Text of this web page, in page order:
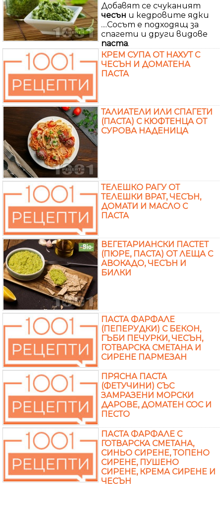
Добавят се счуканият
чесън и кедровите ядки
....Сосът е подходящ за
спагети и други видове
паста.
КРЕМ СУПА ОТ НАХУТ С
ЧЕСЪН И ДОМАТЕНА
ПАСТА
ТАЛИАТЕЛИ ИЛИ СПАГЕТИ
(ПАСТА) С КЮФТЕНЦА ОТ
СУРОВА НАДЕНИЦА
ТЕЛЕШКО РАГУ ОТ
ТЕЛЕШКИ ВРАТ, ЧЕСЪН,
ДОМАТИ И МАСЛО С
ПАСТА
ВЕГЕТАРИАНСКИ ПАСТЕТ
(ПЮРЕ, ПАСТА) ОТ ЛЕЩА С
АВОКАДО, ЧЕСЪН И
БИЛКИ
ПАСТА ФАРФАЛЕ
(ПЕПЕРУДКИ) С БЕКОН,
ГЪБИ ПЕЧУРКИ, ЧЕСЪН,
ГОТВАРСКА СМЕТАНА И
СИРЕНЕ ПАРМЕЗАН
ПРЯСНА ПАСТА
(ФЕТУЧИНИ) СЪС
ЗАМРАЗЕНИ МОРСКИ
ДАРОВЕ, ДОМАТЕН СОС И
ПЕСТО
ПАСТА ФАРФАЛЕ С
ГОТВАРСКА СМЕТАНА,
СИНЬО СИРЕНЕ, ТОПЕНО
СИРЕНЕ, ПУШЕНО
СИРЕНЕ, КРЕМА СИРЕНЕ И
ЧЕСЪН